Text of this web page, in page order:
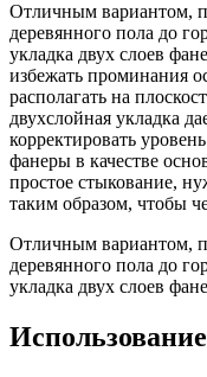
Отличным вариантом,
деревянного пола до
укладка двух слоев
избежать проминания
располагать на
двухслойная укладка
корректировать
фанеры в качестве
простое стыкование,
таким образом, чтобы
Отличным вариантом,
деревянного пола до
укладка двух слоев